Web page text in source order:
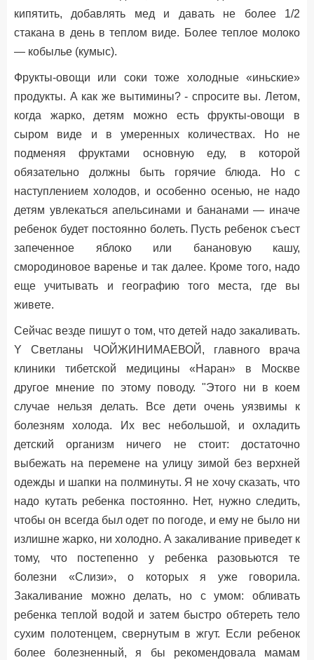
кипятить, добавлять мед и давать не более 1/2
стакана в день в теплом виде. Более теплое молоко
— кобылье (кумыс).
Фрукты-овощи или соки тоже холодные «иньские»
продукты. А как же вытимины? - спросите вы. Летом,
когда жарко, детям можно есть фрукты-овощи в
сыром виде и в умеренных количествах. Но не
подменяя фруктами основную еду, в которой
обязательно должны быть горячие блюда. Но с
наступлением холодов, и особенно осенью, не надо
детям увлекаться апельсинами и бананами — иначе
ребенок будет постоянно болеть. Пусть ребенок съест
запеченное яблоко или банановую кашу,
смородиновое варенье и так далее. Кроме того, надо
еще учитывать и географию того места, где вы
живете.
Сейчас везде пишут о том, что детей надо закаливать.
Y Светланы ЧОЙЖИНИМАЕВОЙ, главного врача
клиники тибетской медицины «Наран» в Москве
другое мнение по этому поводу. "Этого ни в коем
случае нельзя делать. Все дети очень уязвимы к
болезням холода. Их вес небольшой, и охладить
детский организм ничего не стоит: достаточно
выбежать на перемене на улицу зимой без верхней
одежды и шапки на полминуты. Я не хочу сказать, что
надо кутать ребенка постоянно. Нет, нужно следить,
чтобы он всегда был одет по погоде, и ему не было ни
излишне жарко, ни холодно. А закаливание приведет к
тому, что постепенно у ребенка разовьются те
болезни «Слизи», о которых я уже говорила.
Закаливание можно делать, но с умом: обливать
ребенка теплой водой и затем быстро обтереть тело
сухим полотенцем, свернутым в жгут. Если ребенок
более болезненный, я бы рекомендовала мамам